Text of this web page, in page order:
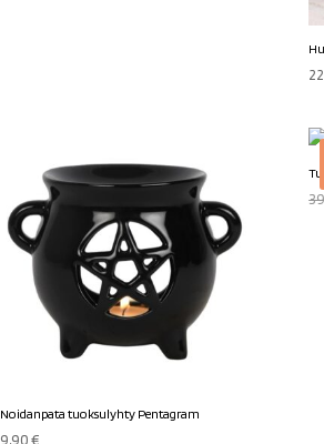
Noidanpata tuoksulyhty Pentagram
9,90€